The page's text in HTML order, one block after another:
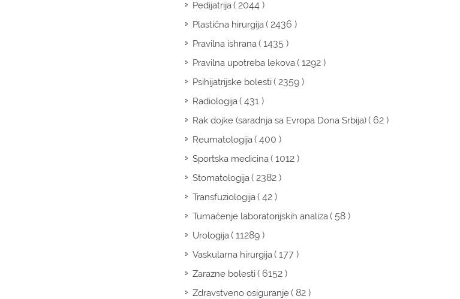
Pedijatrija( 2044 )
Plastična hirurgija( 2436 )
Pravilna ishrana( 1435 )
Pravilna upotreba lekova( 1292 )
Psihijatrijske bolesti( 2359 )
Radiologija( 431 )
Rak dojke (saradnja sa Evropa Dona Srbija)( 62 )
Reumatologija( 400 )
Sportska medicina( 1012 )
Stomatologija( 2382 )
Transfuziologija( 42 )
Tumačenje laboratorijskih analiza( 58 )
Urologija( 11289 )
Vaskularna hirurgija( 177 )
Zarazne bolesti( 6152 )
Zdravstveno osiguranje( 82 )